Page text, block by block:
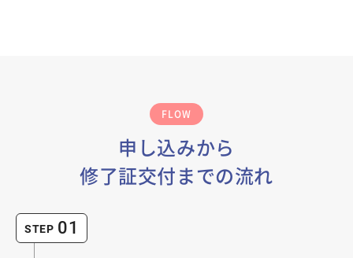
FLOW
申し込みから
修了証交付までの流れ
STEP 01